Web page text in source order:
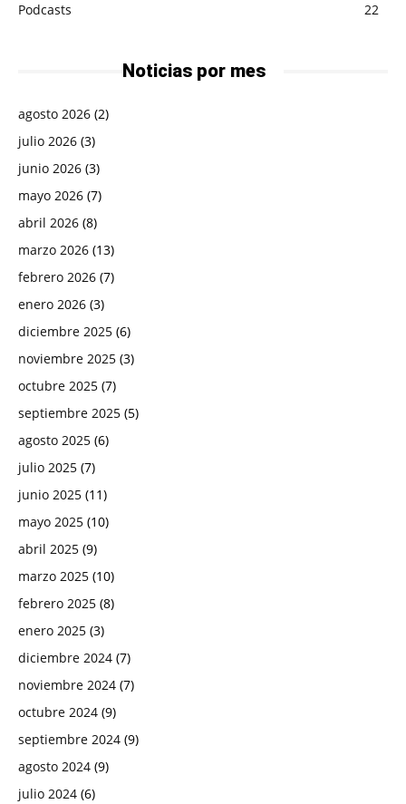
Podcasts
22
Noticias por mes
agosto 2026 (2)
julio 2026 (3)
junio 2026 (3)
mayo 2026 (7)
abril 2026 (8)
marzo 2026 (13)
febrero 2026 (7)
enero 2026 (3)
diciembre 2025 (6)
noviembre 2025 (3)
octubre 2025 (7)
septiembre 2025 (5)
agosto 2025 (6)
julio 2025 (7)
junio 2025 (11)
mayo 2025 (10)
abril 2025 (9)
marzo 2025 (10)
febrero 2025 (8)
enero 2025 (3)
diciembre 2024 (7)
noviembre 2024 (7)
octubre 2024 (9)
septiembre 2024 (9)
agosto 2024 (9)
julio 2024 (6)